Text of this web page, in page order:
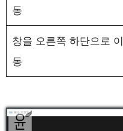
동
창을 오른쪽 하단으로 이
동